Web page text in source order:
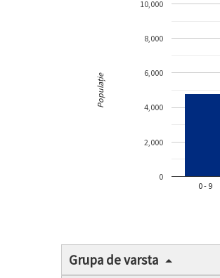
0 - 9
0
2,000
4,000
6,000
8,000
10,000
Populație
Grupa de varsta